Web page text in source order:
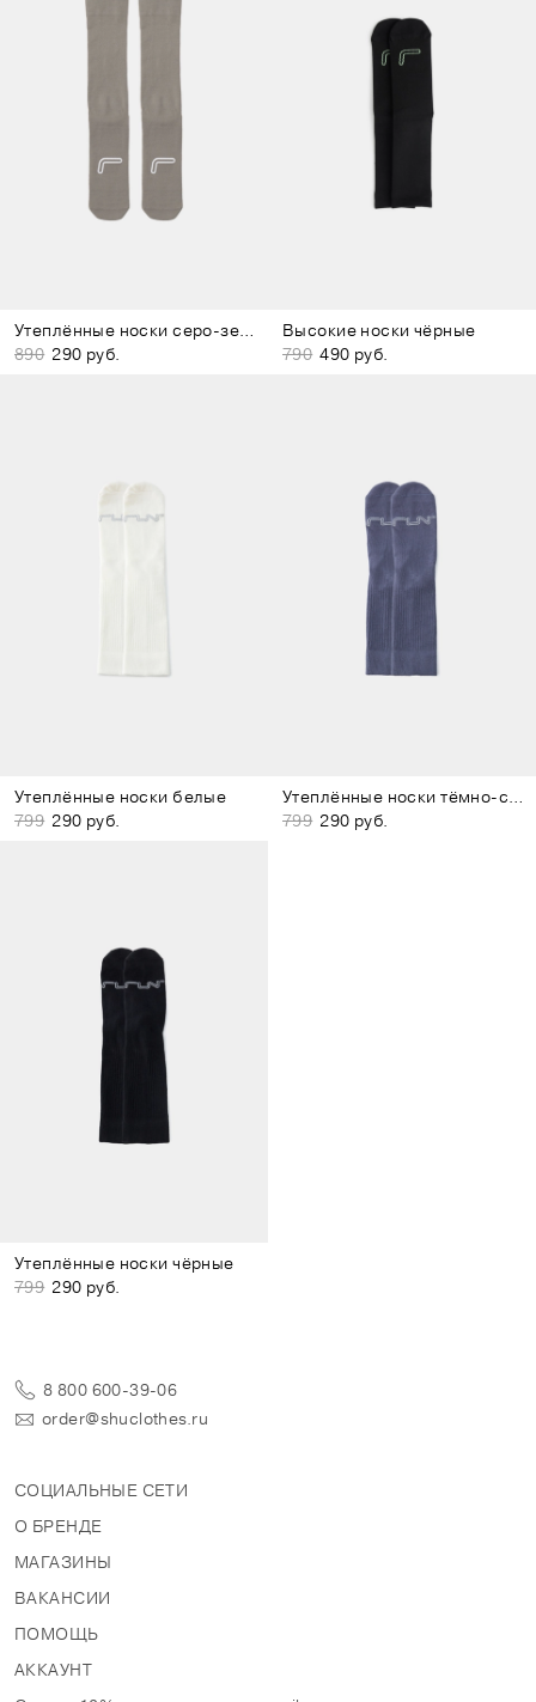
Утеплённые носки серо-зелёные
890 290 руб.
Высокие носки чёрные
790 490 руб.
Утеплённые носки белые
799 290 руб.
Утеплённые носки тёмно-синие
799 290 руб.
Утеплённые носки чёрные
799 290 руб.
8 800 600-39-06
order@shuclothes.ru
СОЦИАЛЬНЫЕ СЕТИ
О БРЕНДЕ
МАГАЗИНЫ
ВАКАНСИИ
ПОМОЩЬ
АККАУНТ